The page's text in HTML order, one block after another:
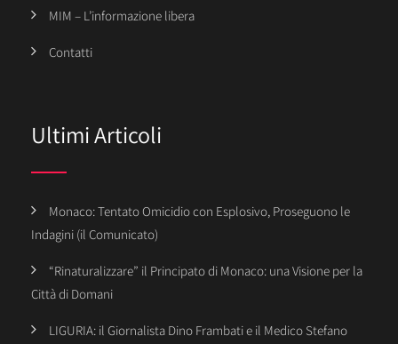
MIM – L’informazione libera
Contatti
Ultimi Articoli
Monaco: Tentato Omicidio con Esplosivo, Proseguono le
Indagini (il Comunicato)
“Rinaturalizzare” il Principato di Monaco: una Visione per la
Città di Domani
LIGURIA: il Giornalista Dino Frambati e il Medico Stefano